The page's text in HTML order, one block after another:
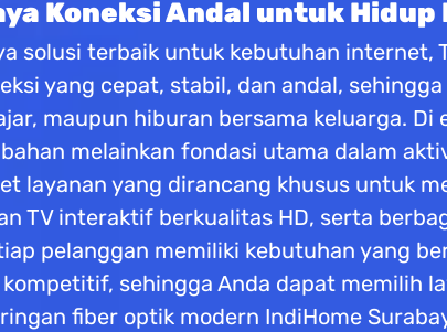
Koneksi Andal untuk
solusi terbaik untuk kebutuhan internet,
yang cepat, stabil, dan andal,
maupun hiburan bersama keluarga.
melainkan fondasi utama dalam
layanan yang dirancang khusus untuk
TV interaktif berkualitas HD, serta
pelanggan memiliki kebutuhan yang
sehingga Anda dapat memilih
fiber optik modern IndiHome